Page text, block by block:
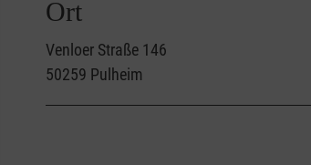
Ort
Venloer Straße 146
50259 Pulheim